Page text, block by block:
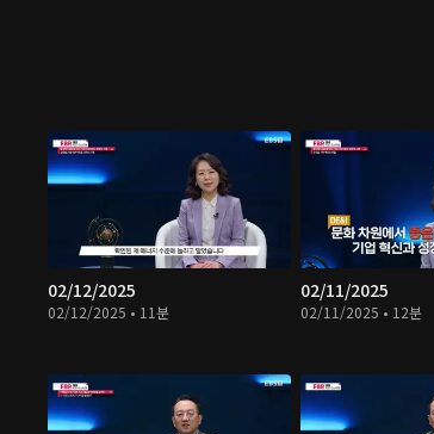
02/12/2025
02/12/2025 • 11분
02/11/2025
02/11/2025 • 12분